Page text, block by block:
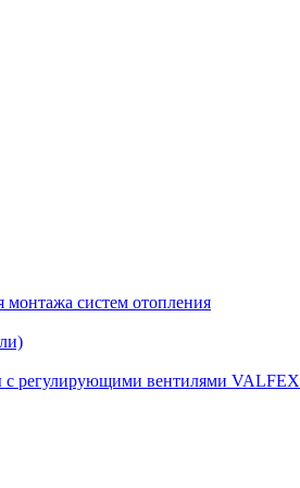
монтажа систем отопления
с регулирующими вентилями VALFEX